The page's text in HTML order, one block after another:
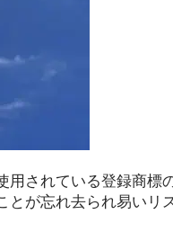
されている登録商標
が忘れ去られ易いリ